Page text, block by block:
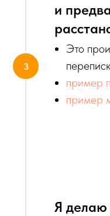
и
Это
пример
пример
Я делаю